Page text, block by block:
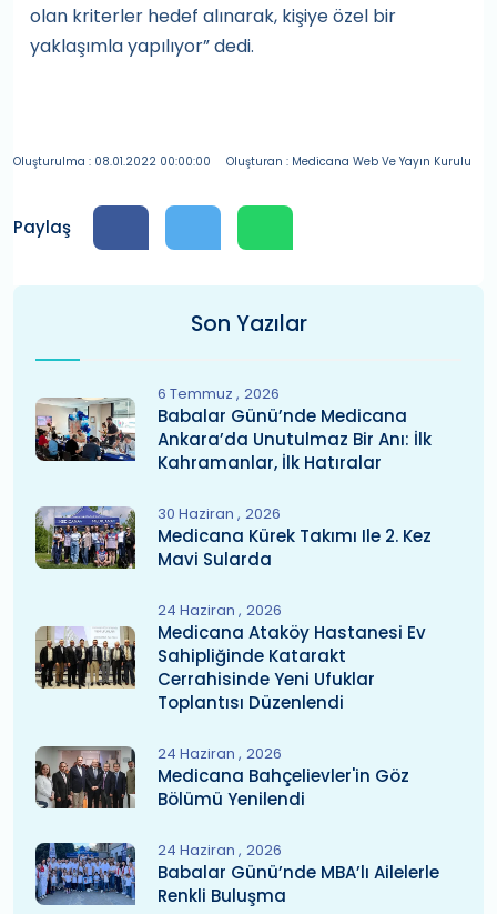
olan kriterler hedef alınarak, kişiye özel bir
yaklaşımla yapılıyor” dedi.
Oluşturulma : 08.01.2022 00:00:00 Oluşturan : Medicana Web Ve Yayın Kurulu
Paylaş
Son Yazılar
6 Temmuz 2026
Babalar Günü’nde Medicana
Ankara’da Unutulmaz Bir Anı: İlk
Kahramanlar, İlk Hatıralar
30 Haziran 2026
Medicana Kürek Takımı Ile 2. Kez
Mavi Sularda
24 Haziran 2026
Medicana Ataköy Hastanesi Ev
Sahipliğinde Katarakt
Cerrahisinde Yeni Ufuklar
Toplantısı Düzenlendi
24 Haziran 2026
Medicana Bahçelievler'in Göz
Bölümü Yenilendi
24 Haziran 2026
Babalar Günü’nde MBA’lı Ailelerle
Renkli Buluşma